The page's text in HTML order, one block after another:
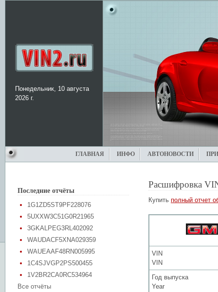
Понедельник, 10 августа
2026 г.
ГЛАВНАЯ ИНФО АВТОНОВОСТИ
Последние отчёты
1G1ZD5ST9PF228076
5UXXW3C51G0R21965
3GKALPEG3RL402092
WAUDACF5XNA029359
WAUEAAF48RN005995
1C4SJVGP2PS500455
1V2BR2CA0RC534964
Все отчёты
Расшифровка
Купить полный отчет
VIN
VIN
Год выпуска
Year